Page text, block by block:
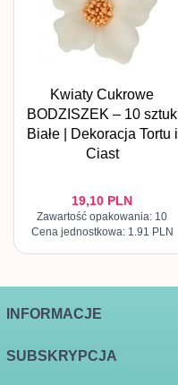
Kwiaty Cukrowe
BODZISZEK – 10 sztuk
Białe | Dekoracja Tortu i
Ciast
19,10 PLN
Zawartość opakowania: 10
Cena jednostkowa: 1.91 PLN
INFORMACJE
SUBSKRYPCJA